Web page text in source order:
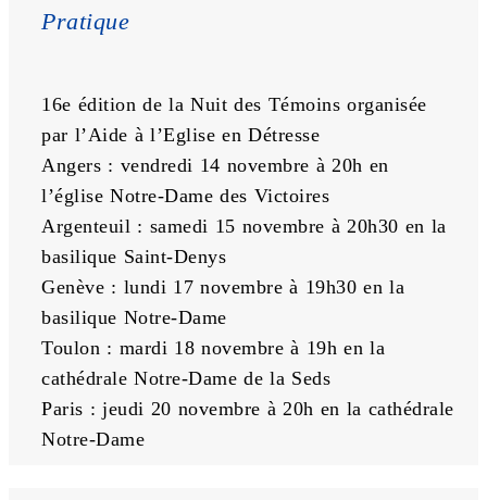
Pratique
16e édition de la Nuit des Témoins organisée
par l’Aide à l’Eglise en Détresse
Angers : vendredi 14 novembre à 20h en
l’église Notre-Dame des Victoires
Argenteuil : samedi 15 novembre à 20h30 en la
basilique Saint-Denys
Genève : lundi 17 novembre à 19h30 en la
basilique Notre-Dame
Toulon : mardi 18 novembre à 19h en la
cathédrale Notre-Dame de la Seds
Paris : jeudi 20 novembre à 20h en la cathédrale
Notre-Dame